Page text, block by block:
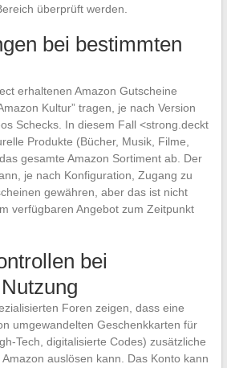
überprüft werden.
bei bestimmten
erhaltenen Amazon Gutscheine
Kultur” tragen, je nach Version
Schecks. In diesem Fall <strong.deckt
Produkte (Bücher, Musik, Filme,
gesamte Amazon Sortiment ab. Der
je nach Konfiguration, Zugang zu
gewähren, aber das ist nicht
verfügbaren Angebot zum Zeitpunkt
bei
Foren zeigen, dass eine
umgewandelten Geschenkkarten für
Tech, digitalisierte Codes) zusätzliche
auslösen kann. Das Konto kann